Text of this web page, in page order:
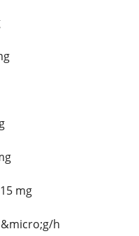
mg
h